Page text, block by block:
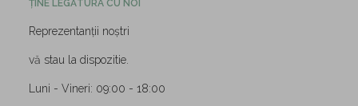
ȚINE LEGĂTURA CU NOI
Reprezentanții noștri
vă stau la dispozitie.
Luni - Vineri: 09:00 - 18:00